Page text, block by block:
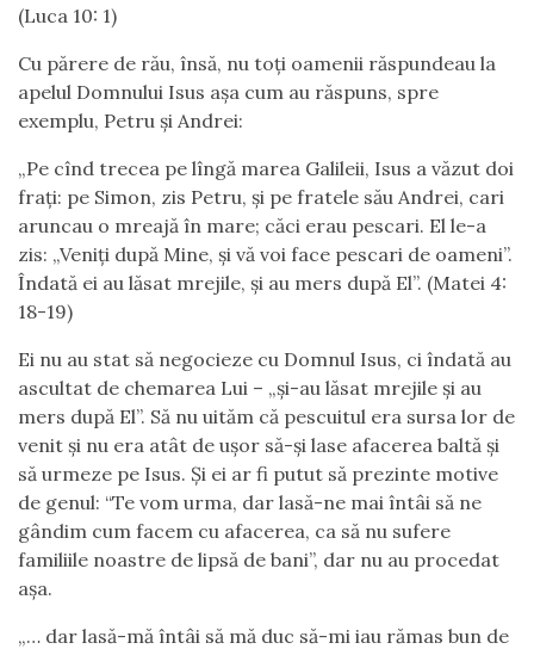
(Luca 10: 1)
Cu părere de rău, însă, nu toți oamenii răspundeau la
apelul Domnului Isus așa cum au răspuns, spre
exemplu, Petru și Andrei:
„Pe cînd trecea pe lîngă marea Galileii, Isus a văzut doi
frați: pe Simon, zis Petru, și pe fratele său Andrei, cari
aruncau o mreajă în mare; căci erau pescari. El le-a
zis: „Veniți după Mine, și vă voi face pescari de oameni”.
Îndată ei au lăsat mrejile, și au mers după El”. (Matei 4:
18-19)
Ei nu au stat să negocieze cu Domnul Isus, ci îndată au
ascultat de chemarea Lui – „și-au lăsat mrejile și au
mers după El”. Să nu uităm că pescuitul era sursa lor de
venit și nu era atât de ușor să-și lase afacerea baltă și
să urmeze pe Isus. Și ei ar fi putut să prezinte motive
de genul: “Te vom urma, dar lasă-ne mai întâi să ne
gândim cum facem cu afacerea, ca să nu sufere
familiile noastre de lipsă de bani”, dar nu au procedat
așa.
„… dar lasă-mă întâi să mă duc să-mi iau rămas bun de